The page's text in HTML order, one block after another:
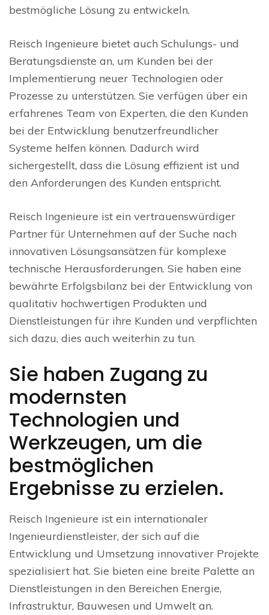
bestmögliche Lösung zu entwickeln.
Reisch Ingenieure bietet auch Schulungs- und
Beratungsdienste an, um Kunden bei der
Implementierung neuer Technologien oder
Prozesse zu unterstützen. Sie verfügen über ein
erfahrenes Team von Experten, die den Kunden
bei der Entwicklung benutzerfreundlicher
Systeme helfen können. Dadurch wird
sichergestellt, dass die Lösung effizient ist und
den Anforderungen des Kunden entspricht.
Reisch Ingenieure ist ein vertrauenswürdiger
Partner für Unternehmen auf der Suche nach
innovativen Lösungsansätzen für komplexe
technische Herausforderungen. Sie haben eine
bewährte Erfolgsbilanz bei der Entwicklung von
qualitativ hochwertigen Produkten und
Dienstleistungen für ihre Kunden und verpflichten
sich dazu, dies auch weiterhin zu tun.
Sie haben Zugang zu
modernsten
Technologien und
Werkzeugen, um die
bestmöglichen
Ergebnisse zu erzielen.
Reisch Ingenieure ist ein internationaler
Ingenieurdienstleister, der sich auf die
Entwicklung und Umsetzung innovativer Projekte
spezialisiert hat. Sie bieten eine breite Palette an
Dienstleistungen in den Bereichen Energie,
Infrastruktur, Bauwesen und Umwelt an.